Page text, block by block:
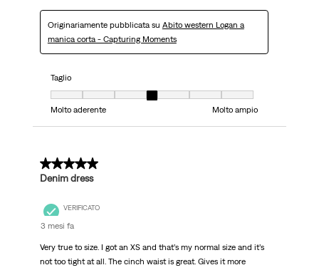
Originariamente pubblicata su Abito western Logan a
manica corta - Capturing Moments
Taglio
Taglio, 4 su 7, dove 1 è uguale a Molto aderente e 7 è uguale a Molto
Molto aderente
Molto ampio
5 su 5 stelle.
Denim dress
VERIFICATO
3 mesi fa
Very true to size. I got an XS and that’s my normal size and it’s
not too tight at all. The cinch waist is great. Gives it more